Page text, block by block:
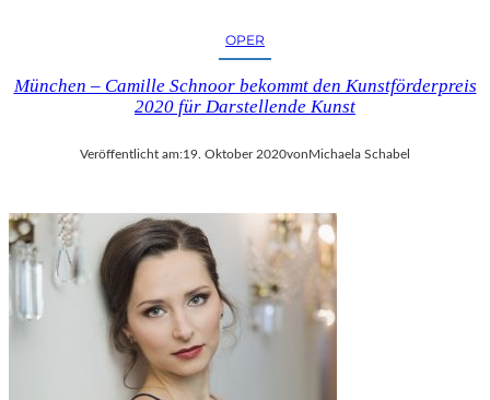
OPER
München – Camille Schnoor bekommt den Kunstförderpreis
2020 für Darstellende Kunst
Veröffentlicht am:19. Oktober 2020vonMichaela Schabel